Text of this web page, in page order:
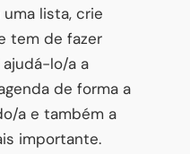
lista, crie
tem de fazer
lo/a a
de forma a
a e também a
importante.